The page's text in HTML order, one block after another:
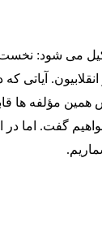
می شود:
آیاتی
همین مؤلفه ها
گفت. اما در